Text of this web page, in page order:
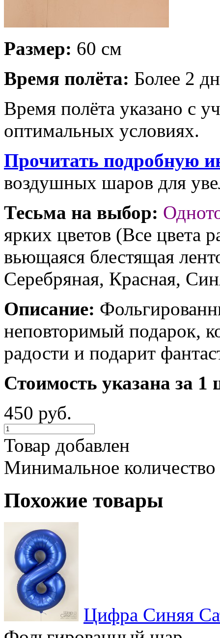
Размер: 60 см
Время полёта: Более 2
Время полёта указано с
оптимальных условиях.
Прочитать подробную
воздушных шаров для
Тесьма на выбор:
ярких цветов (Все цвета
вьющаяся блестящая
Серебряная, Красная,
Описание:
неповторимый подарок,
радости и подарит
Стоимость указана за 1
450 руб.
Товар добавлен
Минимальное
Похожие товары
Цифра Синяя